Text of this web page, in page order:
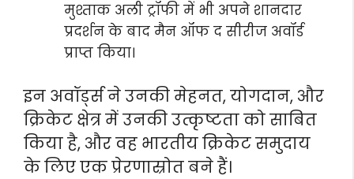
मुश्ताक अली ट्रॉफी में भी अपने शानदार
प्रदर्शन के बाद मैन ऑफ द सीरीज अवॉर्ड
प्राप्त किया।
इन अवॉर्ड्स ने उनकी मेहनत, योगदान, और
क्रिकेट क्षेत्र में उनकी उत्कृष्टता को साबित
किया है, और वह भारतीय क्रिकेट समुदाय
के लिए एक प्रेरणास्रोत बने हैं।